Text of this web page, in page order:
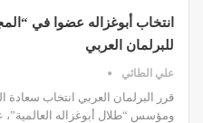
انتخاب أبوغزاله عضوا في
للبرلمان العربي
علي الطائي
قرر البرلمان العربي انتخاب سعادة
ومؤسس “طلال أبوغزاله